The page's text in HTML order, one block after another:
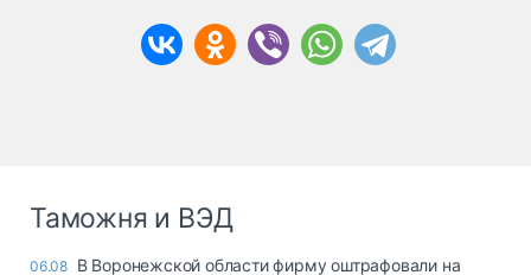
Таможня и ВЭД
06.08 В Воронежской области фирму оштрафовали на